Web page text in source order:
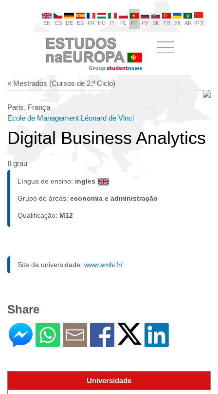
EN CS DE ES FR HU IT PL PT РУ SK TR УК AR 中文
« Mestrados (Cursos de 2.º Ciclo)
Paris, França
Ecole de Management Léonard de Vinci
Digital Business Analytics
II grau
Língua de ensino: ingles
Grupo de áreas: economia e administração
Qualificação: M12
Site da universidade: www.emlv.fr/
Share
Universidade